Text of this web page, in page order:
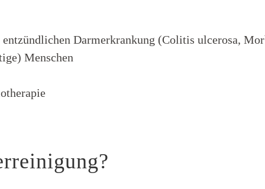
Darmerkrankung (Colitis ulcerosa,
Menschen